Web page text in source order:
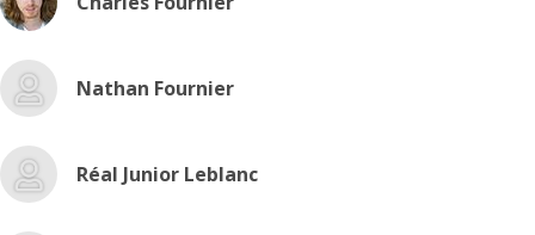
Nathan Fournier
Réal Junior Leblanc